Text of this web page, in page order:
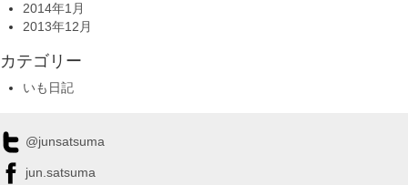
2014年1月
2013年12月
カテゴリー
いも日記
@junsatsuma
jun.satsuma